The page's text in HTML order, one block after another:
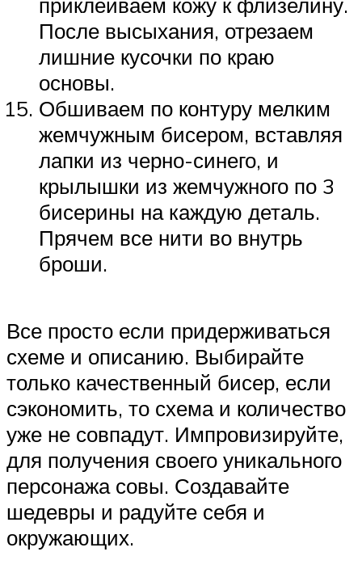
После высыхания, отрезаем
лишние кусочки по краю
основы.
Обшиваем по контуру мелким
жемчужным бисером, вставляя
лапки из черно-синего, и
крылышки из жемчужного по 3
бисерины на каждую деталь.
Прячем все нити во внутрь
броши.
Все просто если придерживаться
схеме и описанию. Выбирайте
только качественный бисер, если
сэкономить, то схема и количество
уже не совпадут. Импровизируйте,
для получения своего уникального
персонажа совы. Создавайте
шедевры и радуйте себя и
окружающих.